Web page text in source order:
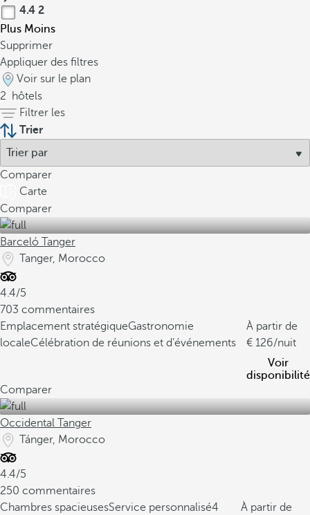
4.4 2
Plus Moins
Supprimer
Appliquer des filtres
Voir sur le plan
2
hôtels
Filtrer les
Trier
Comparer
Carte
Comparer
Barceló Tanger
Tanger, Morocco
4.4/5
703 commentaires
Emplacement stratégiqueGastronomie
localeCélébration de réunions et d’événements
À partir de
126/nuit
Voir
disponibilité
Comparer
Occidental Tanger
Tánger, Morocco
4.4/5
250 commentaires
Chambres spacieusesService personnalisé4 À partir de